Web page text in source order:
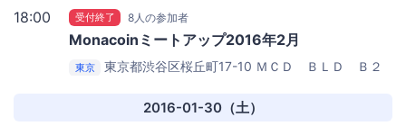
18:00 受付終了 8人の参加者
Monacoinミートアップ2016年2月
東京
東京都渋谷区桜丘町17-10 ＭＣＤ ＢＬＤ Ｂ２
2016-01-30（土）